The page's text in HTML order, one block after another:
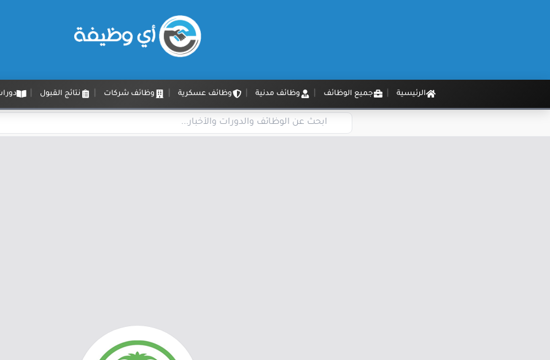
الرئيسية جميع الوظائف وظائف مدنية وظائف عسكرية وظائف شركات نتائج القبول